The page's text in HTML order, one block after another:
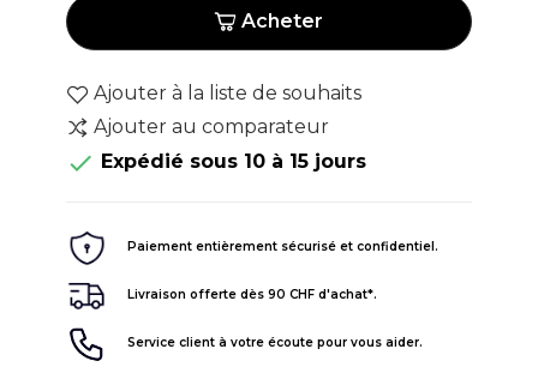
Acheter
Ajouter à la liste de souhaits
Ajouter au comparateur
 Expédié sous 10 à 15 jours
Paiement entièrement sécurisé et confidentiel.
Livraison offerte dès 90 CHF d'achat*.
Service client à votre écoute pour vous aider.